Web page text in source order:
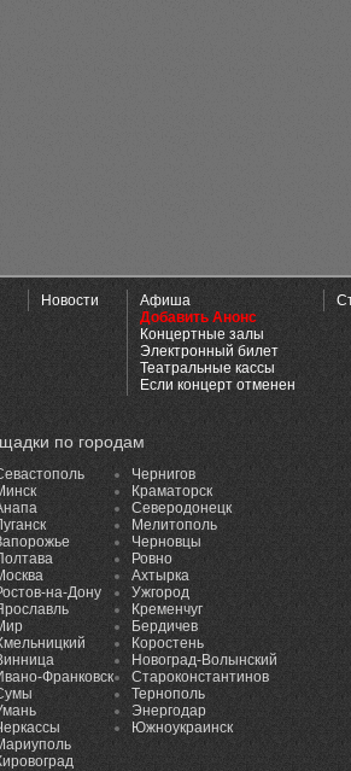
Новости
Афиша
Добавить Анонс
Концертные залы
Электронный билет
Театральные кассы
Если концерт отменен
по городам
на-Дону
Франковск
Чернигов
Краматорск
Северодонецк
Мелитополь
Черновцы
Ровно
Ахтырка
Ужгород
Кременчуг
Бердичев
Коростень
Новоград-Волынский
Староконстантинов
Тернополь
Энергодар
Южноукраинск